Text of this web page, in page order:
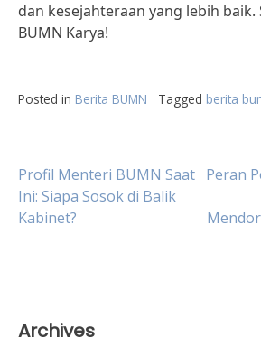
dan kesejahteraan yang lebih
BUMN Karya!
Posted in Berita BUMN Tagged berita
Post
navigation
Profil Menteri BUMN Saat
Ini: Siapa Sosok di Balik
Kabinet?
Peran
Archives